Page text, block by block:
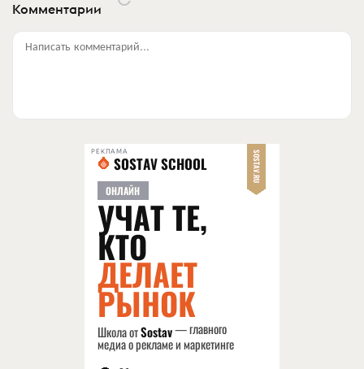
Комментарии
Написать комментарий...
РЕКЛАМА